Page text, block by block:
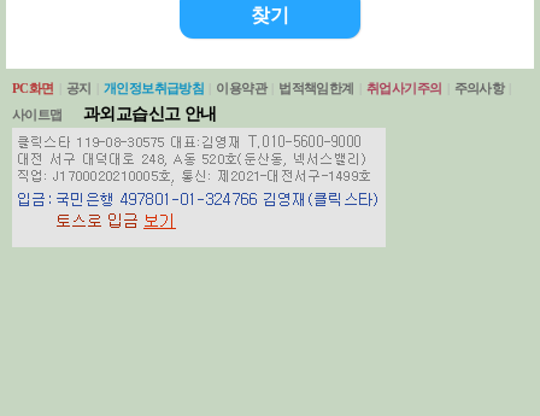
PC화면 공지 개인정보취급방침 이용약관 법적책임한계 취업사기주의 주의사항
사이트맵
과외교습신고 안내